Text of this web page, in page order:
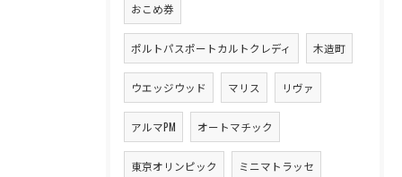
おこめ券
ポルトパスポートカルトクレディ 木造町
ウエッジウッド マリス リヴァ
アルマPM オートマチック
東京オリンピック ミニマトラッセ